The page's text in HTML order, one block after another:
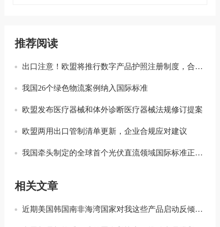
推荐阅读
出口注意！欧盟将推行数字产品护照注册制度，合规门槛进一步提升！
我国26个绿色物流案例纳入国际标准
欧盟发布医疗器械和体外诊断医疗器械法规修订提案
欧盟两用出口管制清单更新，企业合规应对建议
我国牵头制定的全球首个光伏直流领域国际标准正式发布
相关文章
近期美国韩国南非海湾国家对我这些产品启动反倾销立案调查！